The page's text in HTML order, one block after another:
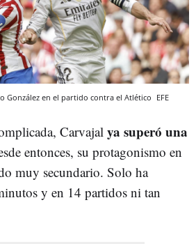
González en el partido contra el Atlético EFE
Carvajal ya superó una
entonces, su protagonismo en
muy secundario. Solo ha
y en 14 partidos ni tan